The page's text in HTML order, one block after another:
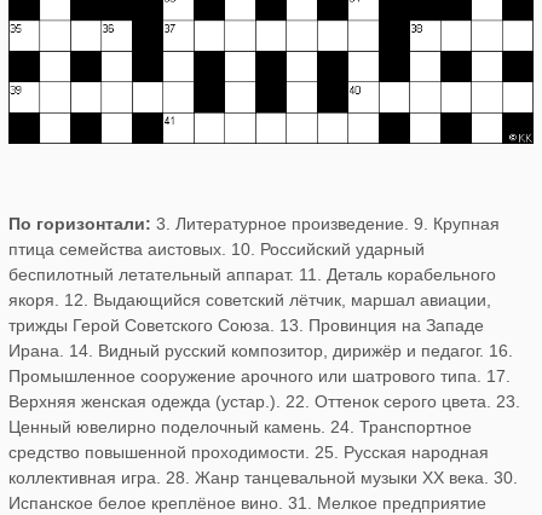
По горизонтали: 3. Литературное произведение. 9. Крупная
птица семейства аистовых. 10. Российский ударный
беспилотный летательный аппарат. 11. Деталь корабельного
якоря. 12. Выдающийся советский лётчик, маршал авиации,
трижды Герой Советского Союза. 13. Провинция на Западе
Ирана. 14. Видный русский композитор, дирижёр и педагог. 16.
Промышленное сооружение арочного или шатрового типа. 17.
Верхняя женская одежда (устар.). 22. Оттенок серого цвета. 23.
Ценный ювелирно поделочный камень. 24. Транспортное
средство повышенной проходимости. 25. Русская народная
коллективная игра. 28. Жанр танцевальной музыки XX века. 30.
Испанское белое креплёное вино. 31. Мелкое предприятие